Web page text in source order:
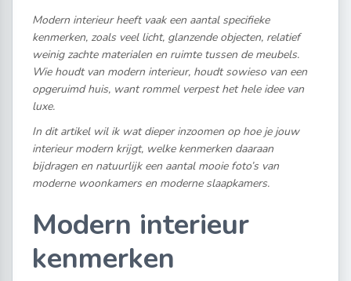
Modern interieur heeft vaak een aantal specifieke
kenmerken, zoals veel licht, glanzende objecten, relatief
weinig zachte materialen en ruimte tussen de meubels.
Wie houdt van modern interieur, houdt sowieso van een
opgeruimd huis, want rommel verpest het hele idee van
luxe.
In dit artikel wil ik wat dieper inzoomen op hoe je jouw
interieur modern krijgt, welke kenmerken daaraan
bijdragen en natuurlijk een aantal mooie foto’s van
moderne woonkamers en moderne slaapkamers.
Modern interieur
kenmerken